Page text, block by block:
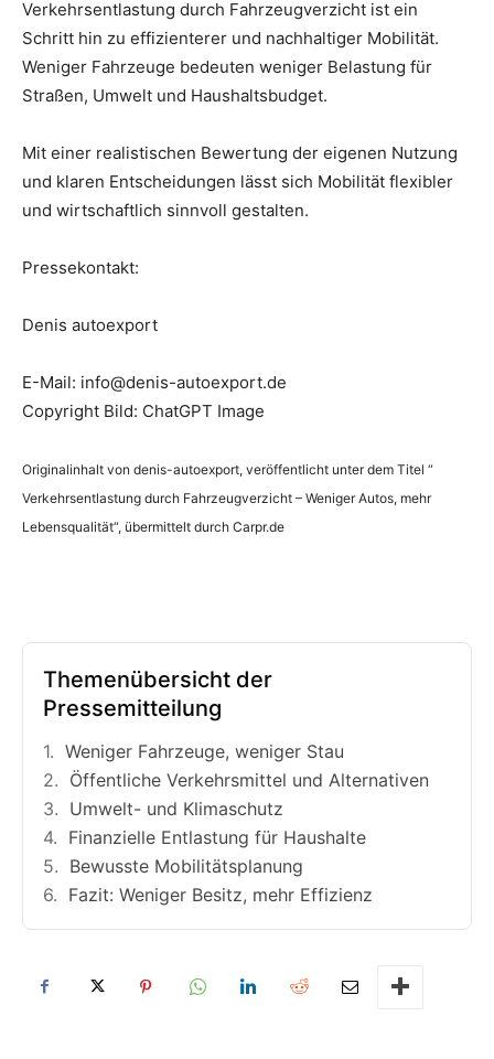
Verkehrsentlastung durch Fahrzeugverzicht ist ein
Schritt hin zu effizienterer und nachhaltiger Mobilität.
Weniger Fahrzeuge bedeuten weniger Belastung für
Straßen, Umwelt und Haushaltsbudget.
Mit einer realistischen Bewertung der eigenen Nutzung
und klaren Entscheidungen lässt sich Mobilität flexibler
und wirtschaftlich sinnvoll gestalten.
Pressekontakt:
Denis autoexport
E-Mail: info@denis-autoexport.de
Copyright Bild: ChatGPT Image
Originalinhalt von denis-autoexport, veröffentlicht unter dem Titel “
Verkehrsentlastung durch Fahrzeugverzicht – Weniger Autos, mehr
Lebensqualität“, übermittelt durch Carpr.de
Themenübersicht der
Pressemitteilung
Weniger Fahrzeuge, weniger Stau
Öffentliche Verkehrsmittel und Alternativen
Umwelt- und Klimaschutz
Finanzielle Entlastung für Haushalte
Bewusste Mobilitätsplanung
Fazit: Weniger Besitz, mehr Effizienz